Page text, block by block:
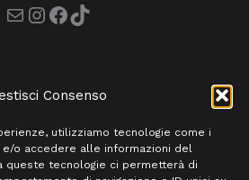
Consenso
utilizziamo tecnologie come i
o accedere alle informazioni del
queste tecnologie ci permetterà di
MailInstagram
Facebook
TikTok
Casa
Chi Siamo